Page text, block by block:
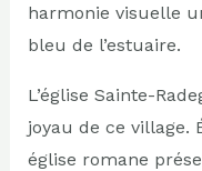
harmonie visuelle
bleu de l’estuaire.
L’église Sainte-
joyau de ce village.
église romane